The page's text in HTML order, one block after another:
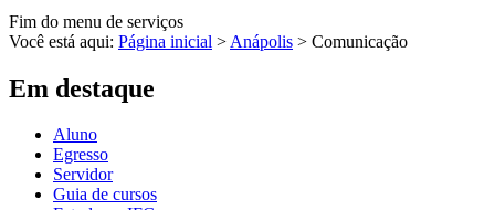
Fim do menu de serviços
Você está aqui: Página inicial > Anápolis > Comunicação
Em destaque
Aluno
Egresso
Servidor
Guia de cursos